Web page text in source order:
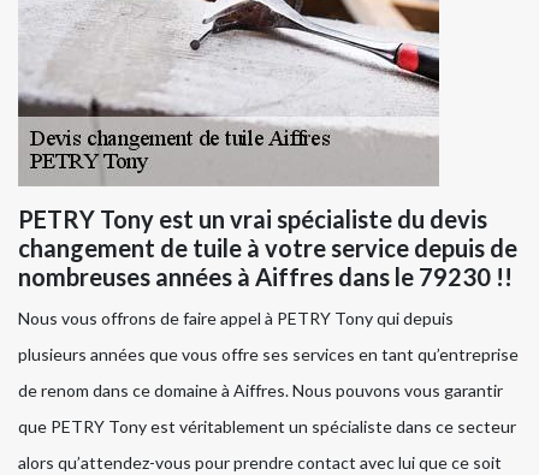
PETRY Tony est un vrai spécialiste du devis
changement de tuile à votre service depuis de
nombreuses années à Aiffres dans le 79230 !!
Nous vous offrons de faire appel à PETRY Tony qui depuis
plusieurs années que vous offre ses services en tant qu’entreprise
de renom dans ce domaine à Aiffres. Nous pouvons vous garantir
que PETRY Tony est véritablement un spécialiste dans ce secteur
alors qu’attendez-vous pour prendre contact avec lui que ce soit